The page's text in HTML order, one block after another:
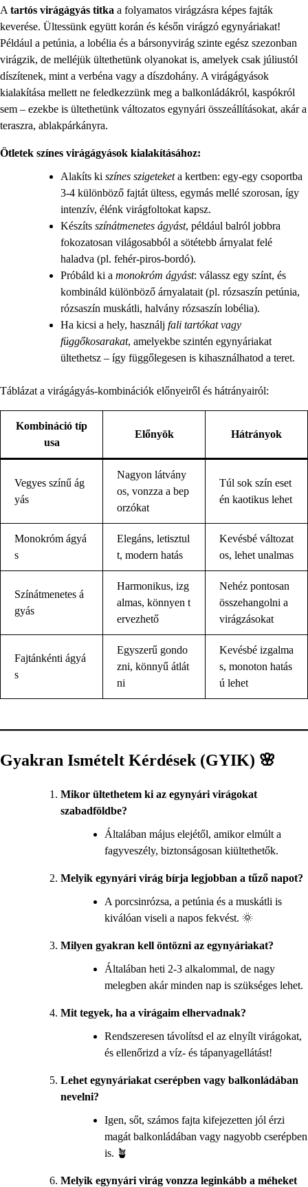
A tartós virágágyás titka a folyamatos virágzásra képes fajták
keverése. Ültessünk együtt korán és későn virágzó egynyáriakat!
Például a petúnia, a lobélia és a bársonyvirág szinte egész szezonban
virágzik, de melléjük ültethetünk olyanokat is, amelyek csak júliustól
díszítenek, mint a verbéna vagy a díszdohány. A virágágyások
kialakítása mellett ne feledkezzünk meg a balkonládákról, kaspókról
sem – ezekbe is ültethetünk változatos egynyári összeállításokat, akár a
teraszra, ablakpárkányra.
Ötletek színes virágágyások kialakításához:
Alakíts ki színes szigeteketa kertben: egy-egy csoportba
3-4 különböző fajtát ültess, egymás mellé szorosan, így
intenzív, élénk virágfoltokat kapsz.
Készíts színátmenetes ágyást, például balról jobbra
fokozatosan világosabból a sötétebb árnyalat felé
haladva (pl. fehér-piros-bordó).
Próbáld ki a monokróm ágyást: válassz egy színt, és
kombináld különböző árnyalatait (pl. rózsaszín petúnia,
rózsaszín muskátli, halvány rózsaszín lobélia).
Ha kicsi a hely, használj fali tartókat vagy
függőkosarakat, amelyekbe szintén egynyáriakat
ültethetsz – így függőlegesen is kihasználhatod a teret.
Táblázat a virágágyás-kombinációk előnyeiről és hátrányairól:
Kombináció típ
usa
Előnyök Hátrányok
Vegyes színű ág
yás
Nagyon látvány
os, vonzza a bep
orzókat
Túl sok szín eset
én kaotikus lehet
Monokróm ágyá
s
Elegáns, letisztul
t, modern hatás
Kevésbé változat
os, lehet unalmas
Színátmenetes á
gyás
Harmonikus, izg
almas, könnyen t
ervezhető
Nehéz pontosan
összehangolni a
virágzásokat
Fajtánkénti ágyá
s
Egyszerű gondo
zni, könnyű átlát
ni
Kevésbé izgalma
s, monoton hatás
ú lehet
Gyakran Ismételt Kérdések (GYIK) 🌸
Mikor ültethetem ki az egynyári virágokat
szabadföldbe?
Általában május elejétől, amikor elmúlt a
fagyveszély, biztonságosan kiültethetők.
Melyik egynyári virág bírja legjobban a tűző napot?
A porcsinrózsa, a petúnia és a muskátli is
kiválóan viseli a napos fekvést. 🌞
Milyen gyakran kell öntözni az egynyáriakat?
Általában heti 2-3 alkalommal, de nagy
melegben akár minden nap is szükséges lehet.
Mit tegyek, ha a virágaim elhervadnak?
Rendszeresen távolítsd el az elnyílt virágokat,
és ellenőrizd a víz- és tápanyagellátást!
Lehet egynyáriakat cserépben vagy balkonládában
nevelni?
Igen, sőt, számos fajta kifejezetten jól érzi
magát balkonládában vagy nagyobb cserépben
is. 🪴
Melyik egynyári virág vonzza leginkább a méheket